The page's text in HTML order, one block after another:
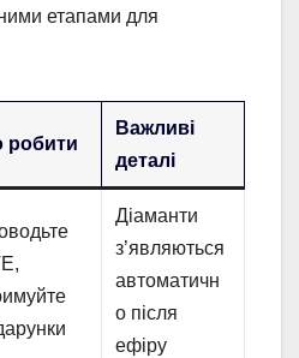
етапами для
робити
Важливі
деталі
Діаманти
з’являються
автоматичн
о після
ефіру